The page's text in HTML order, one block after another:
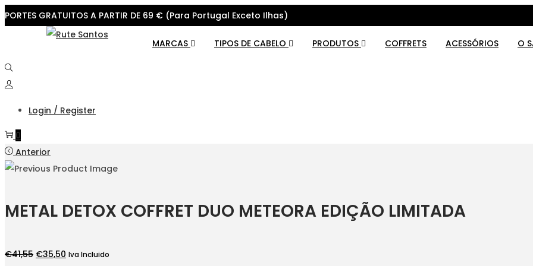
PORTES GRATUITOS A PARTIR DE 69 € (Para Portugal Exceto Ilhas)
navigation
content
MARCAS TIPOS DE CABELO PRODUTOS COFFRETS ACESSÓRIOS O
Login / Register
0
Anterior
METAL DETOX COFFRET DUO METEORA EDIÇÃO LIMITADA
€41,55 O
€35,50 O
Iva Incluido